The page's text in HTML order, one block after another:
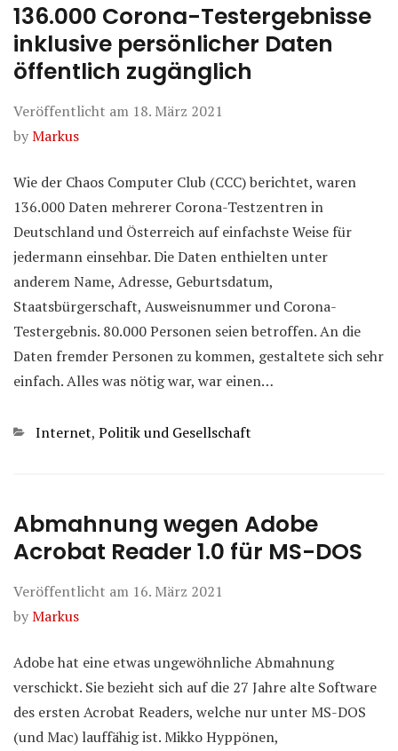
136.000 Corona-Testergebnisse
inklusive persönlicher Daten
öffentlich zugänglich
Veröffentlicht am 18. März 2021
byMarkus
Wie der Chaos Computer Club (CCC) berichtet, waren
136.000 Daten mehrerer Corona-Testzentren in
Deutschland und Österreich auf einfachste Weise für
jedermann einsehbar. Die Daten enthielten unter
anderem Name, Adresse, Geburtsdatum,
Staatsbürgerschaft, Ausweisnummer und Corona-
Testergebnis. 80.000 Personen seien betroffen. An die
Daten fremder Personen zu kommen, gestaltete sich sehr
einfach. Alles was nötig war, war einen…
Kategorien
Internet, Politik und Gesellschaft
Abmahnung wegen Adobe
Acrobat Reader 1.0 für MS-DOS
Veröffentlicht am 16. März 2021
byMarkus
Adobe hat eine etwas ungewöhnliche Abmahnung
verschickt. Sie bezieht sich auf die 27 Jahre alte Software
des ersten Acrobat Readers, welche nur unter MS-DOS
(und Mac) lauffähig ist. Mikko Hyppönen,